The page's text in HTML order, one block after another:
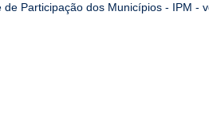
Participação dos Municípios - IPM -